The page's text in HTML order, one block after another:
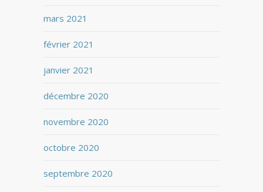
mars 2021
février 2021
janvier 2021
décembre 2020
novembre 2020
octobre 2020
septembre 2020